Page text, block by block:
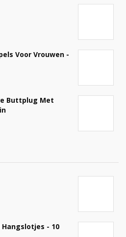
Voor Vrouwen -
Buttplug Met
- 10